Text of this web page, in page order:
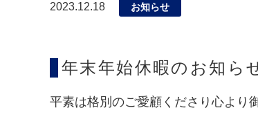
2023.12.18 お知らせ
年末年始休暇のお知ら
平素は格別のご愛顧くださり心より